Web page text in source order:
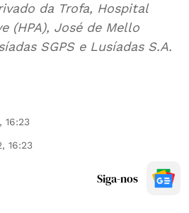
da Trofa, Hospital
(HPA), José de Mello
SGPS e Lusíadas S.A.
16:23
16:23
Siga-nos